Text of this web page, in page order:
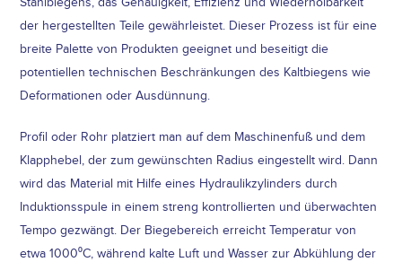
der hergestellten Teile gewährleistet. Dieser Prozess ist für eine
breite Palette von Produkten geeignet und beseitigt die
potentiellen technischen Beschränkungen des Kaltbiegens wie
Deformationen oder Ausdünnung.
Profil oder Rohr platziert man auf dem Maschinenfuß und dem
Klapphebel, der zum gewünschten Radius eingestellt wird. Dann
wird das Material mit Hilfe eines Hydraulikzylinders durch
Induktionsspule in einem streng kontrollierten und überwachten
Tempo gezwängt. Der Biegebereich erreicht Temperatur von
etwa 1000⁰C, während kalte Luft und Wasser zur Abkühlung der